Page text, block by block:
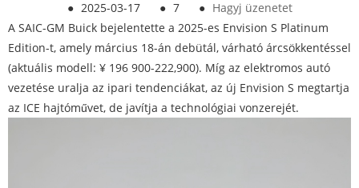
● 2025-03-17 ● 7 ● Hagyj üzenetet
A SAIC-GM Buick bejelentette a 2025-es Envision S Platinum
Edition-t, amely március 18-án debütál, várható árcsökkentéssel
(aktuális modell: ¥ 196 900-222,900). Míg az elektromos autó
vezetése uralja az ipari tendenciákat, az új Envision S megtartja
az ICE hajtóművet, de javítja a technológiai vonzerejét.